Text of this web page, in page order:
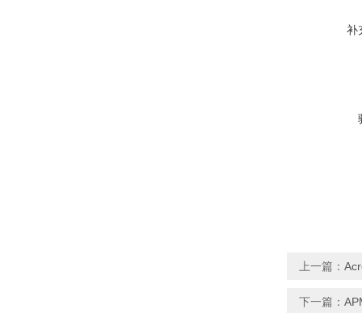
补
上一篇：
下一篇：